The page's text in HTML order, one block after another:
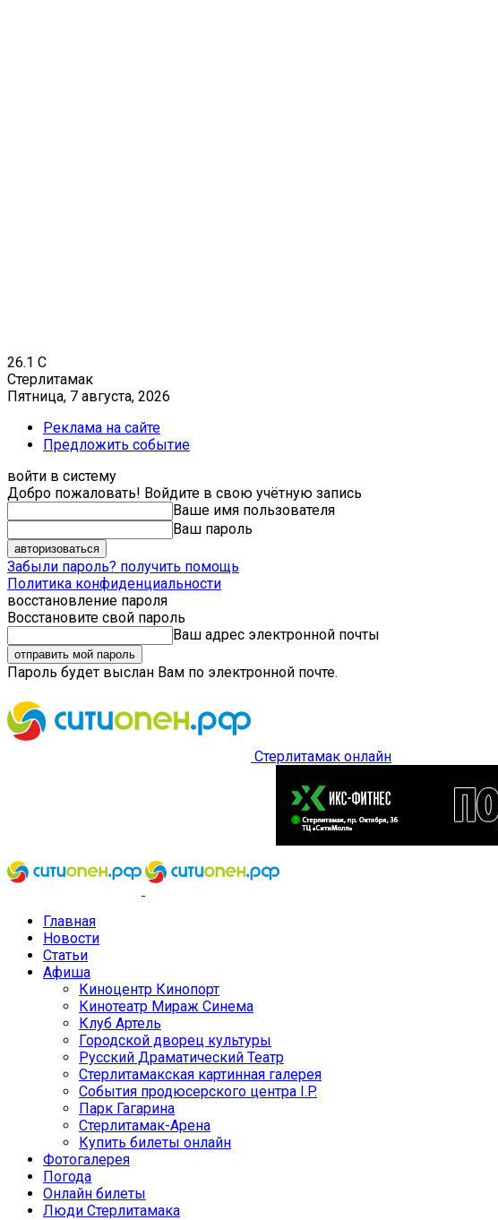
26.1 C
Стерлитамак
Пятница, 7 августа, 2026
Реклама на сайте
Предложить событие
войти в систему
Добро пожаловать! Войдите в свою учётную запись
Ваше имя пользователя
Ваш пароль
Забыли пароль? получить помощь
Политика конфиденциальности
восстановление пароля
Восстановите свой пароль
Ваш адрес электронной почты
Пароль будет выслан Вам по электронной почте.
Стерлитамак онлайн
Главная
Новости
Статьи
Афиша
Киноцентр Кинопорт
Кинотеатр Мираж Синема
Клуб Артель
Городской дворец культуры
Русский Драматический Театр
Стерлитамакская картинная галерея
События продюсерского центра I.P.
Парк Гагарина
Стерлитамак-Арена
Купить билеты онлайн
Фотогалерея
Погода
Онлайн билеты
Люди Стерлитамака